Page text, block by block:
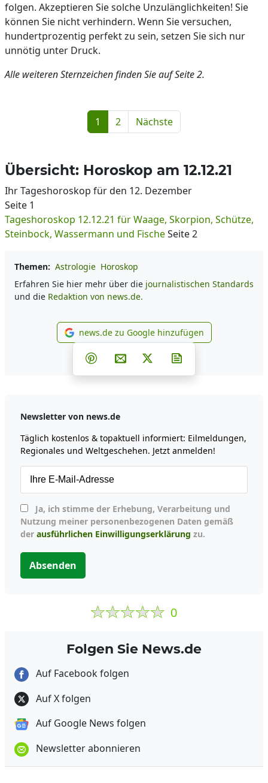
folgen. Akzeptieren Sie solche Unzulänglichkeiten! Sie
können Sie nicht verhindern. Wenn Sie versuchen,
hundertprozentig perfekt zu sein, setzen Sie sich nur
unnötig unter Druck.
Alle weiteren Sternzeichen finden Sie auf Seite 2.
1 2 Nächste
Übersicht: Horoskop am 12.12.21
Ihr Tageshoroskop für den 12. Dezember
Seite 1
Tageshoroskop 12.12.21 für Waage, Skorpion, Schütze,
Steinbock, Wassermann und FischeSeite 2
Themen: Astrologie Horoskop
Erfahren Sie hier mehr über die journalistischen Standards
und die Redaktion von news.de.
news.de zu Google
news.de zu Google hinzufügen
Teilen auf Facebook
Teilen auf Whatsapp
Teilen auf Telegram
Teilen auf Pinterest
Per E-Mail teilen
Post auf X
Newsletter von news.de
Täglich kostenlos & topaktuell informiert: Eilmeldungen,
Regionales und Weltgeschehen. Jetzt anmelden!
Nutzung meiner personenbezogenen Daten gemäß
der ausführlichen Einwilligungserklärung zu.
Absenden
0
Folgen Sie News.de
Auf Facebook folgen
Auf X folgen
Auf Google News folgen
Newsletter abonnieren